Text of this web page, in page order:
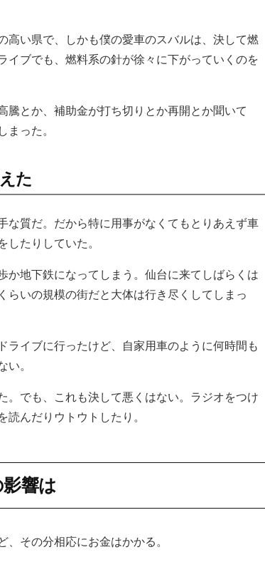
高い県で、しかも僕の愛車のスバルは、決して燃
イブでも、燃料系の針が徐々に下がっていくのを
騰とか、補助金が打ち切りとか再開とか聞いて
った。
た
な質だ。だから特に用事がなくてもとりあえず車
たりしていた。
か地下鉄になってしまう。仙台に来てしばらくは
らいの規模の街だと大体は行き尽くしてしまっ
ライブに行ったけど、自家用車のように何時間も
。
。でも、これも決して悪くはない。ラジオをつけ
んだりウトウトしたり。
響は
その分相応にお金はかかる。